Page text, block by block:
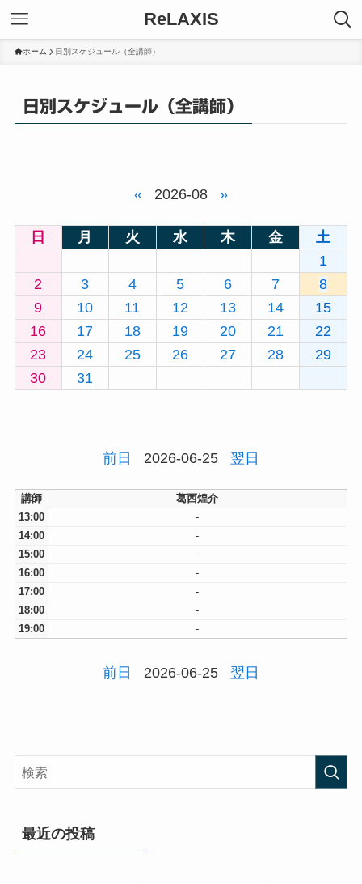
ReLAXIS
ホーム 日別スケジュール（全講師）
日別スケジュール（全講師）
« 2026-08 »
日 月 火 水 木 金
土
1
2
3 4 5 6 7
8
9
10 11 12 13 14
15
16
17 18 19 20 21
22
23
24 25 26 27 28
29
30
31
前日 2026-06-25 翌日
講師
葛西煌介
13:00
-
14:00
-
15:00
-
16:00
-
17:00
-
18:00
-
19:00
-
前日 2026-06-25 翌日
最近の投稿